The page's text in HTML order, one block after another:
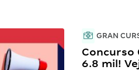
GRAN
Concurso
6.8 mil!